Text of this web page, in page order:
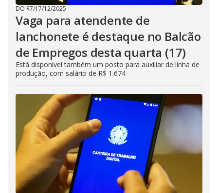
DO R7/17/12/2025
Vaga para atendente de
lanchonete é destaque no Balcão
de Empregos desta quarta (17)
Está disponível também um posto para auxiliar de linha de
produção, com salário de R$ 1.674